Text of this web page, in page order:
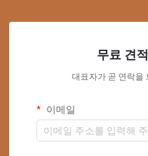
무료 견
대표자가 곧 연락을
이메일